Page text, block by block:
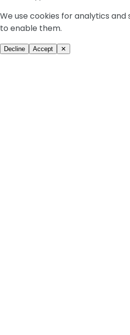
We use cookies for analytics
to enable them.
Decline Accept ✕